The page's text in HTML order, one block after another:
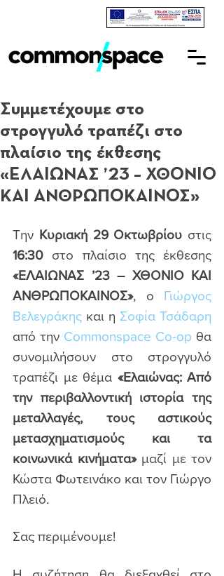
Συμμετέχουμε στο
στρογγυλό τραπέζι στο
πλαίσιο της έκθεσης
«ΕΛΑΙΩΝΑΣ ’23 – ΧΘΟΝΙΟ
ΚΑΙ ΑΝΘΡΩΠΟΚΑΙΝΟΣ»
Την Κυριακή 29 Οκτωβρίου
16:30
«ΕΛΑΙΩΝΑΣ ’23 – ΧΘΟΝΙΟ ΚΑΙ
ΑΝΘΡΩΠΟΚΑΙΝΟΣ», ο Γιώργος
Βελεγράκης και η Σοφία Τσάδαρη
από την Commonspace Co-op θα
συνομιλήσουν στο στρογγυλό
τραπέζι με θέμα «Ελαιώνας: Από
την περιβαλλοντική ιστορία της
μεταλλαγές, τους αστικούς
μετασχηματισμούς και τα
κοινωνικά κινήματα» μαζί με τον
Κώστα Φωτεινάκο και τον Γιώργο
Πλειό.
Σας περιμένουμε!